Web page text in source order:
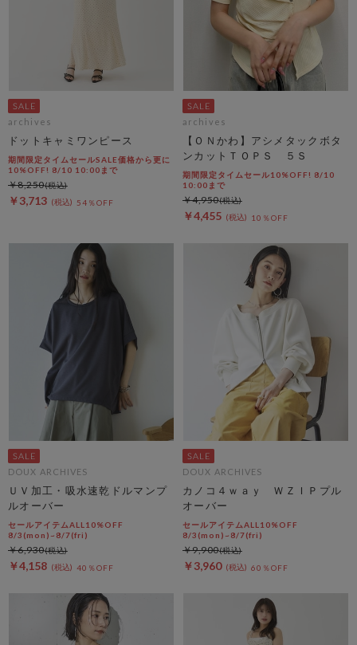
archives
ドットキャミワンピース
期間限定タイムセールSALE価格から更に
10%OFF! 8/10 10:00まで
￥3,713 54％OFF
￥8,250
archives
【ＯＮかわ】アシメタックボタ
ンカットＴＯＰＳ ５Ｓ
期間限定タイムセール10%OFF! 8/10
10:00まで
￥4,455 10％OFF
￥4,950
DOUX ARCHIVES
ＵＶ加工・吸水速乾ドルマンプ
ルオーバー
セールアイテムALL10%OFF
8/3(mon)~8/7(fri)
￥4,158 40％OFF
￥6,930
DOUX ARCHIVES
カノコ４ｗａｙ ＷＺＩＰプル
オーバー
セールアイテムALL10%OFF
8/3(mon)~8/7(fri)
￥3,960 60％OFF
￥9,900